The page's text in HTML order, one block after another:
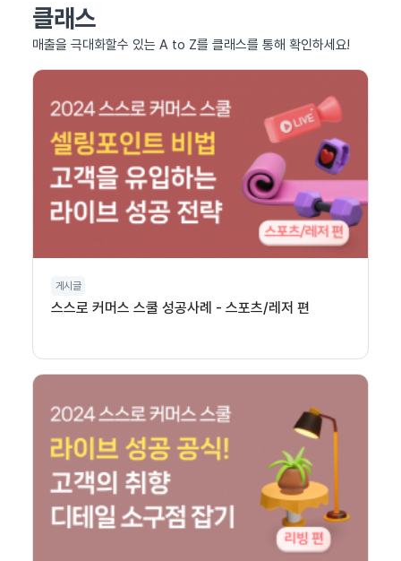
클래스
매출을 극대화할수 있는 A to Z를 클래스를 통해 확인하세요!
게시글
스스로 커머스 스쿨 성공사례 - 스포츠/레저 편